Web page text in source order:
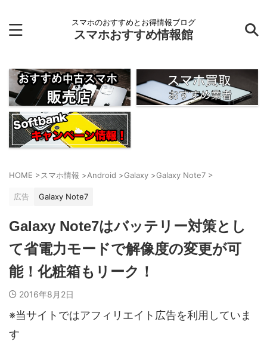
スマホのおすすめとお得情報ブログ
スマホおすすめ情報館
HOME >スマホ情報 >Android >Galaxy >Galaxy Note7 >
広告 Galaxy Note7
Galaxy Note7はバッテリー対策とし
て省電力モードで解像度の変更が可
能！化粧箱もリーク！
2016年8月2日
※当サイトではアフィリエイト広告を利用していま
す